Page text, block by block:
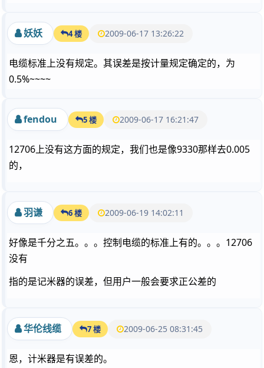
妖妖 4 楼 2009-06-17 13:26:22
电缆标准上没有规定。其误差是按计量规定确定的，为
0.5%~~~~
fendou 5 楼 2009-06-17 16:21:47
12706上没有这方面的规定，我们也是像9330那样去0.005
的，
羽谦 6 楼 2009-06-19 14:02:11
好像是千分之五。。。控制电缆的标准上有的。。。12706
没有
指的是记米器的误差，但用户一般会要求正公差的
华伦线缆 7 楼 2009-06-25 08:31:45
恩，计米器是有误差的。